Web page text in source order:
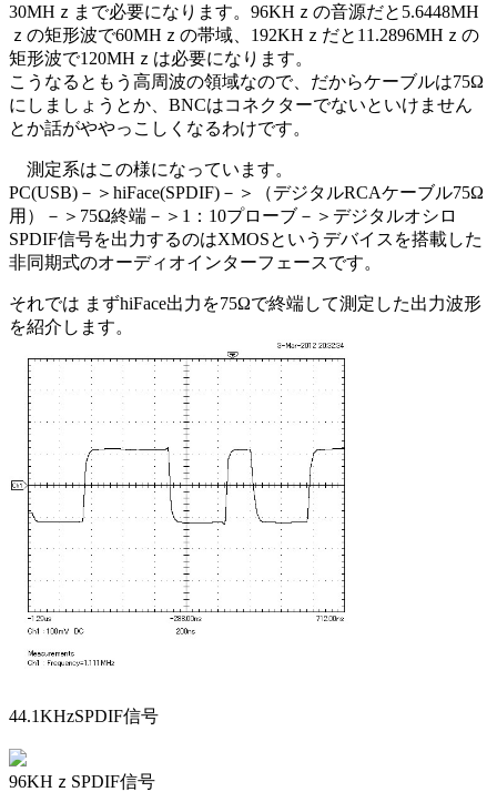
30MHｚまで必要になります。96KHｚの音源だと5.6448MH
ｚの矩形波で60MHｚの帯域、192KHｚだと11.2896MHｚの
矩形波で120MHｚは必要になります。
こうなるともう高周波の領域なので、だからケーブルは75Ω
にしましょうとか、BNCはコネクターでないといけません
とか話がややっこしくなるわけです。
測定系はこの様になっています。
PC(USB)－＞hiFace(SPDIF)－＞（デジタルRCAケーブル75Ω
用）－＞75Ω終端－＞1：10プローブ－＞デジタルオシロ
SPDIF信号を出力するのはXMOSというデバイスを搭載した
非同期式のオーディオインターフェースです。
それでは まずhiFace出力を75Ωで終端して測定した出力波形
を紹介します。
44.1KHzSPDIF信号
96KHｚSPDIF信号